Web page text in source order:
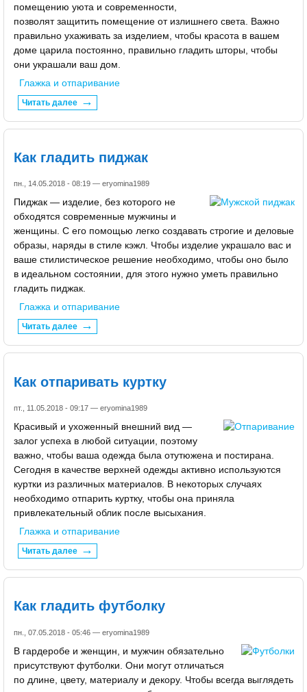
помещению уюта и современности,
позволят защитить помещение от излишнего света. Важно
правильно ухаживать за изделием, чтобы красота в вашем
доме царила постоянно, правильно гладить шторы, чтобы
они украшали ваш дом.
Глажка и отпаривание
Читать далее
Как гладить пиджак
пн., 14.05.2018 - 08:19 — eryomina1989
Пиджак — изделие, без которого не
обходятся современные мужчины и
женщины. С его помощью легко создавать строгие и деловые
образы, наряды в стиле кэжл. Чтобы изделие украшало вас и
ваше стилистическое решение необходимо, чтобы оно было
в идеальном состоянии, для этого нужно уметь правильно
гладить пиджак.
Глажка и отпаривание
Читать далее
Как отпаривать куртку
пт., 11.05.2018 - 09:17 — eryomina1989
Красивый и ухоженный внешний вид —
залог успеха в любой ситуации, поэтому
важно, чтобы ваша одежда была отутюжена и постирана.
Сегодня в качестве верхней одежды активно используются
куртки из различных материалов. В некоторых случаях
необходимо отпарить куртку, чтобы она приняла
привлекательный облик после высыхания.
Глажка и отпаривание
Читать далее
Как гладить футболку
пн., 07.05.2018 - 05:46 — eryomina1989
В гардеробе и женщин, и мужчин обязательно
присутствуют футболки. Они могут отличаться
по длине, цвету, материалу и декору. Чтобы всегда выглядеть